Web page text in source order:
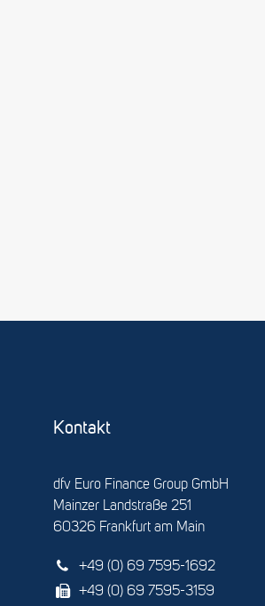
Kontakt
dfv Euro Finance Group GmbH
Mainzer Landstraße 251
60326 Frankfurt am Main
+49 (0) 69 7595-1692
+49 (0) 69 7595-3159